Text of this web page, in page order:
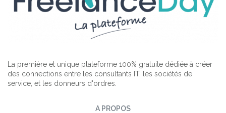
La première et unique plateforme 100% gratuite dédiée à créer
des connections entre les consultants IT, les sociétés de
service, et les donneurs d'ordres.
A PROPOS